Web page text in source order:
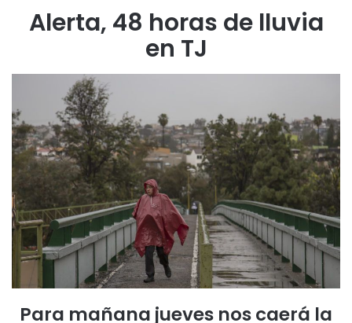
Alerta, 48 horas de lluvia
en TJ
Para mañana jueves nos caerá la